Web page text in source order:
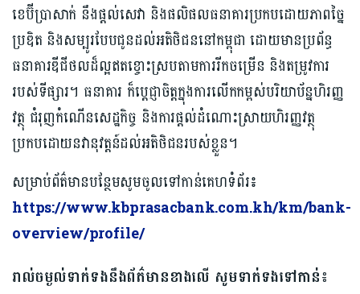
​ខេ​ប៊ី​ប្រា​សាក់​ នឹងផ្ដល់សេវា និងផលិផលធនាគារប្រកបដោយ​ភាព​ច្នៃ
ប្រឌិត​ និង​សម្បូរ​បែប​ជូន​ដល់អតិថិជននៅ​កម្ពុជា ដោយមានប្រព័ន្ធ
ធនាគារឌីជីថលដ៏ល្អឥតខ្ចោះស្របតាមការរីកចម្រើន និងតម្រូវការ
របស់ទីផ្សារ។ ធនាគារ ក៏​ប្តេជ្ញា​ចិត្ត​ក្នុងការលើកកម្ពស់​បរិ​យា​ប័ន្ន​ហិរញ្ញ
វត្ថុ​ ​ជំរុញ​កំណើន​សេដ្ឋកិច្ច​ ​និង​ការ​ផ្តល់​ដំណោះស្រាយហិរញ្ញវត្ថុ​
ប្រកបដោយ​ន​វា​នុ​វត្ត​ន៍​ដល់​អតិថិជន​របស់​ខ្លួន​។
សម្រាប់ព័ត៌មានបន្ថែមសូមចូលទៅកាន់គេហទំព័រ៖
https://www.kbprasacbank.com.kh/km/bank-
overview/profile/
រាល់ចម្ងល់ទាក់ទងនឹងព័ត៌មានខាងលើ សូមទាក់ទងទៅកាន់៖